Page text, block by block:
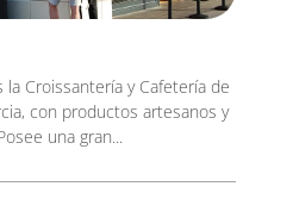
la Croissantería y Cafetería de
con productos artesanos y
una gran...